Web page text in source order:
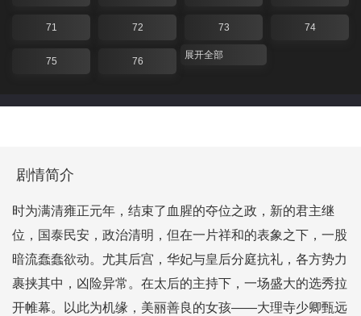
71 72 73 74
75 76
展开全部
剧情简介
时为满清雍正元年，结束了血腥的夺位之政，新的君主继
位，国泰民安，政治清明，但在一片祥和的表象之下，一股
暗流蠢蠢欲动。尤其后宫，华妃与皇后分庭抗礼，各方势力
裹挟其中，凶险异常。在太后的主持下，一场盛大的选秀拉
开帷幕。以此为机缘，美丽善良的女孩——大理寺少卿甄远